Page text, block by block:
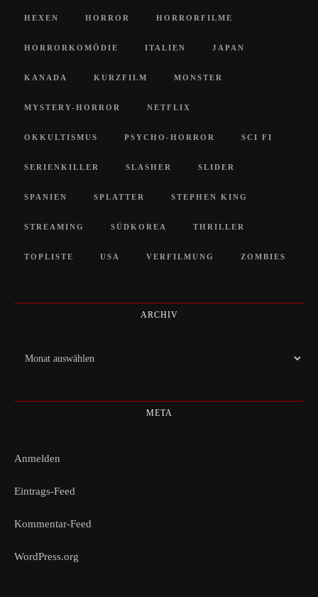
HEXEN HORROR HORRORFILME
HORRORKOMÖDIE ITALIEN JAPAN
KANADA KURZFILM MONSTER
MYSTERY-HORROR NETFLIX
OKKULTISMUS PSYCHO-HORROR SCI FI
SERIENKILLER SLASHER SLIDER
SPANIEN SPLATTER STEPHEN KING
STREAMING SÜDKOREA THRILLER
TOPLISTE USA VERFILMUNG ZOMBIES
ARCHIV
Archiv
META
Anmelden
Eintrags-Feed
Kommentar-Feed
WordPress.org